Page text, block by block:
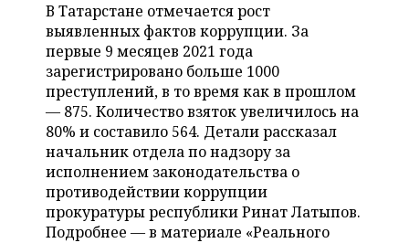
ОТКРЫТАЯ ЛЕКЦИЯ
БАСКЕТБОЛ
ВОЛЕЙБОЛ
КИБЕРСПОРТ
ФИГУРНОЕ КАТАНИЕ
ВОДНЫЕ ВИДЫ СПОРТА
ИНФРАСТРУКТУРА
ИСТОРИЯ
КУЛЬТУРА
МЕДИЦИНА
ОБРАЗОВАНИЕ
СПРАВОЧНИК
СПИСОК ПЕРСОН
СПИСОК КОМПАНИЙ
ПОЛНАЯ ВЕРСИЯ
В Татарстане отмечается рост
выявленных фактов коррупции. За
первые 9 месяцев 2021 года
зарегистрировано больше 1000
преступлений, в то время как в прошлом
— 875. Количество взяток увеличилось на
80% и составило 564. Детали рассказал
начальник отдела по надзору за
исполнением законодательства о
противодействии коррупции
прокуратуры республики Ринат Латыпов.
Подробнее — в материале «Реального